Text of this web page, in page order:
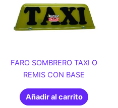
FARO SOMBRERO TAXI O
REMIS CON BASE
Añadir al carrito